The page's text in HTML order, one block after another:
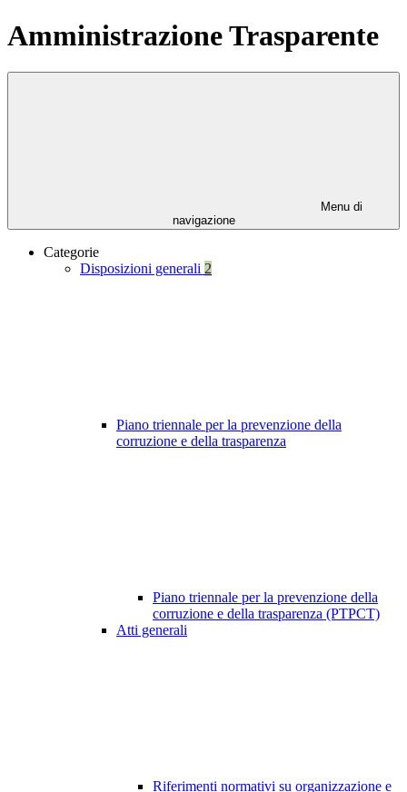
Amministrazione Trasparente
Menu di
navigazione
Categorie
Disposizioni generali 2
Piano triennale per la prevenzione della
corruzione e della trasparenza
Piano triennale per la prevenzione della
corruzione e della trasparenza (PTPCT)
Atti generali
Riferimenti normativi su organizzazione e